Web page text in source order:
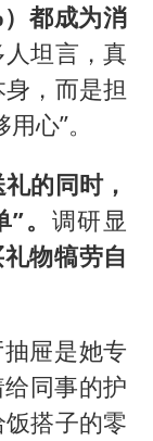
）都成为消
人坦言，真
，而是担
心”。
的同时，
。 调研显
物犒劳自
屉是她专
同事的护
搭子的零